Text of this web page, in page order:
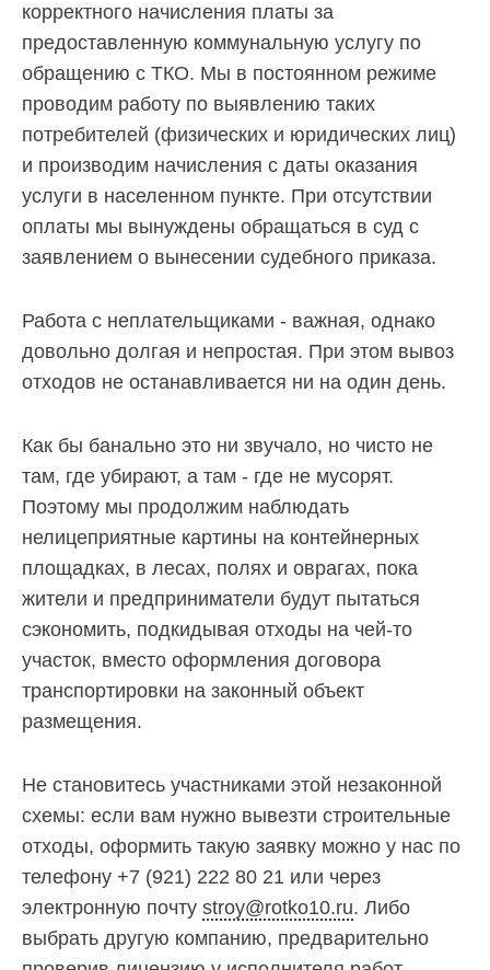
сверок;
просьба
в
запросах
обязательно
указывать
№
договора)
запросы
направлять
на
info@rotko10.ru
;
Для
abon@eirz-
karelia.ru
;
(8142)
59 46
07
;
по
номеру
телефона,
указанному
информационной
квитанции)
Приемная
8
(8142)
79-82-
корректного начисления платы за
предоставленную коммунальную услугу по
обращению с ТКО. Мы в постоянном режиме
проводим работу по выявлению таких
потребителей (физических и юридических лиц)
и производим начисления с даты оказания
услуги в населенном пункте. При отсутствии
оплаты мы вынуждены обращаться в суд с
заявлением о вынесении судебного приказа.
Работа с неплательщиками - важная, однако
довольно долгая и непростая. При этом вывоз
отходов не останавливается ни на один день.
Как бы банально это ни звучало, но чисто не
там, где убирают, а там - где не мусорят.
Поэтому мы продолжим наблюдать
нелицеприятные картины на контейнерных
площадках, в лесах, полях и оврагах, пока
жители и предприниматели будут пытаться
сэкономить, подкидывая отходы на чей-то
участок, вместо оформления договора
транспортировки на законный объект
размещения.
Не становитесь участниками этой незаконной
схемы: если вам нужно вывезти строительные
отходы, оформить такую заявку можно у нас по
телефону +7 (921) 222 80 21 или через
электронную почту stroy@rotko10.ru. Либо
выбрать другую компанию, предварительно